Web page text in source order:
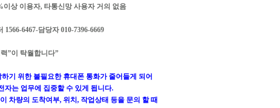
이상 이용자, 타통신망 사용자 거의 없음
6467-담당자 010-7396-6669
”이 탁월합니다”
기 위한 불필요한 휴대폰 통화가 줄어들게 되어
자는 업무에 집중할 수 있게 됩니다.
차량의 도착여부, 위치, 작업상태 등을 문의 할 때